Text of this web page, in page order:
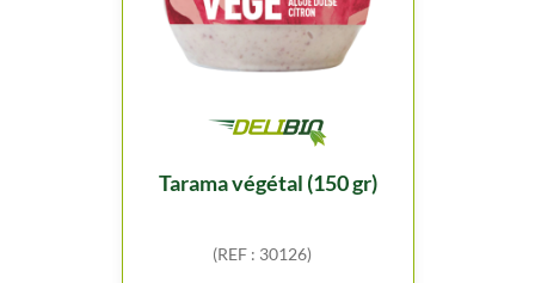
tarama végétal (150 gr)
(REF : 30126)